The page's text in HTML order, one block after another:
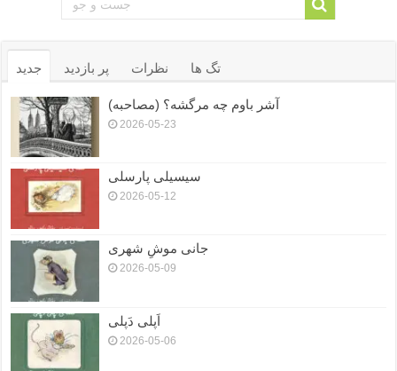
جدید پر بازدید نظرات تگ ها
آشر باوم چه مرگشه؟ (مصاحبه)
2026-05-23
سیسیلی پارسلی
2026-05-12
جانی موشِ شهری
2026-05-09
اَپلی دَپلی
2026-05-06